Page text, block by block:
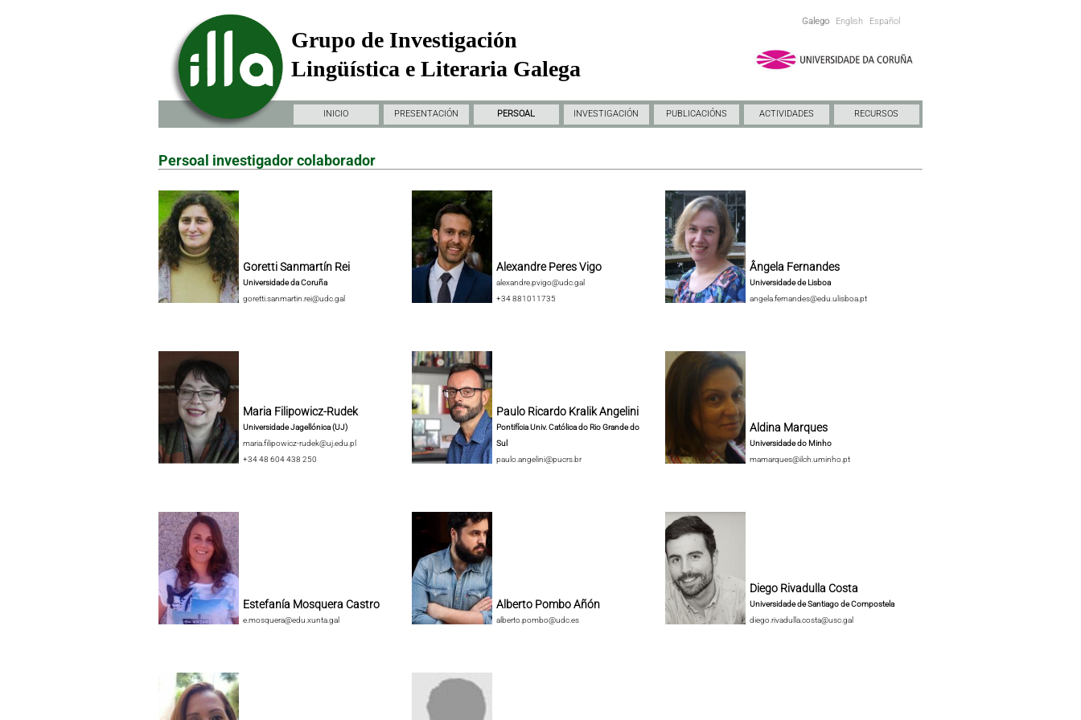
Galego English Español
Grupo de Investigación
Lingüística e Literaria Galega
INICIO PRESENTACIÓN PERSOAL INVESTIGACIÓN PUBLICACIÓNS ACTIVIDADES RECURSOS
Persoal investigador colaborador
Goretti Sanmartín Rei
Universidade da Coruña
goretti.sanmartin.rei@udc.gal
Alexandre Peres Vigo
alexandre.pvigo@udc.gal
+34 881011735
Ângela Fernandes
Universidade de Lisboa
angela.fernandes@edu.ulisboa.pt
Maria Filipowicz-Rudek
Universidade Jagellónica (UJ)
maria.filipowicz-rudek@uj.edu.pl
+34 48 604 438 250
Paulo Ricardo Kralik Angelini
Pontifícia Univ. Católica do Rio Grande do
Sul
paulo.angelini@pucrs.br
Aldina Marques
Universidade do Minho
mamarques@ilch.uminho.pt
Estefanía Mosquera Castro
e.mosquera@edu.xunta.gal
Alberto Pombo Añón
alberto.pombo@udc.es
Diego Rivadulla Costa
Universidade de Santiago de Compostela
diego.rivadulla.costa@usc.gal